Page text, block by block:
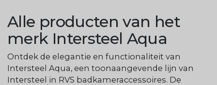
Alle producten van het
merk Intersteel Aqua
Ontdek de elegantie en functionaliteit van
Intersteel Aqua, een toonaangevende lijn van
Intersteel in RVS badkameraccessoires. De